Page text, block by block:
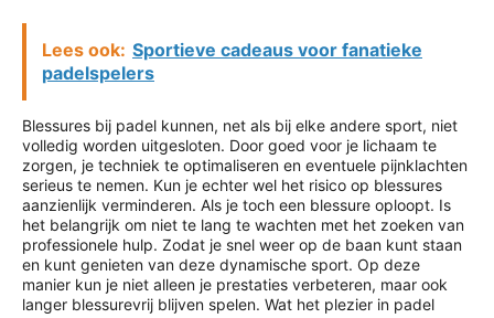
Lees ook: Sportieve cadeaus voor fanatieke
padelspelers
Blessures bij padel kunnen, net als bij elke andere sport, niet
volledig worden uitgesloten. Door goed voor je lichaam te
zorgen, je techniek te optimaliseren en eventuele pijnklachten
serieus te nemen. Kun je echter wel het risico op blessures
aanzienlijk verminderen. Als je toch een blessure oploopt. Is
het belangrijk om niet te lang te wachten met het zoeken van
professionele hulp. Zodat je snel weer op de baan kunt staan
en kunt genieten van deze dynamische sport. Op deze
manier kun je niet alleen je prestaties verbeteren, maar ook
langer blessurevrij blijven spelen. Wat het plezier in padel